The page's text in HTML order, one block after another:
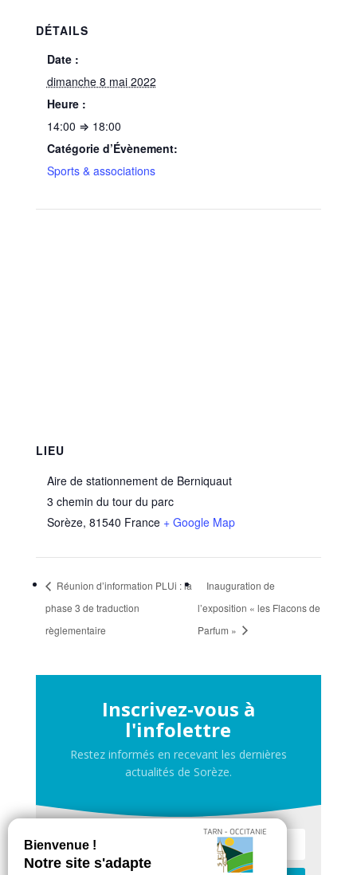
DÉTAILS
Date :
dimanche 8 mai 2022
Heure :
14:00 ⇒ 18:00
Catégorie d’Évènement:
Sports & associations
LIEU
Aire de stationnement de Berniquaut
3 chemin du tour du parc
Sorèze, 81540 France + Google Map
Réunion d’information PLUi : la
phase 3 de traduction
règlementaire
Inauguration de
l’exposition « les Flacons de
Parfum »
Inscrivez-vous à
l'infolettre
Restez informés en recevant les dernières
actualités de Sorèze.